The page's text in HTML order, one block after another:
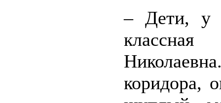
– Дети, у
классная
коридора,